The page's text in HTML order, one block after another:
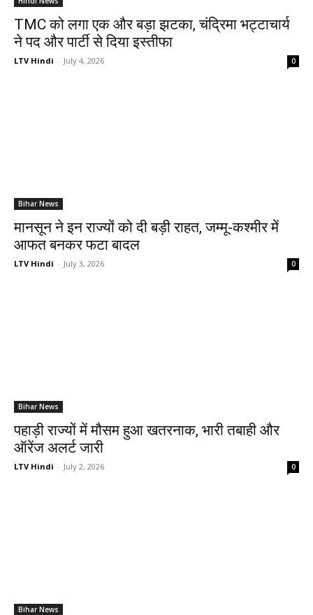
TMC को लगा एक और बड़ा झटका, चंद्रिमा भट्टाचार्य
ने पद और पार्टी से दिया इस्तीफा
LTV Hindi - July 4, 2026 0
Bihar News
मानसून ने इन राज्यों को दी बड़ी राहत, जम्मू-कश्मीर में
आफत बनकर फटा बादल
LTV Hindi - July 3, 2026 0
Bihar News
पहाड़ी राज्यों में मौसम हुआ खतरनाक, भारी तबाही और
ऑरेंज अलर्ट जारी
LTV Hindi - July 2, 2026 0
Bihar News